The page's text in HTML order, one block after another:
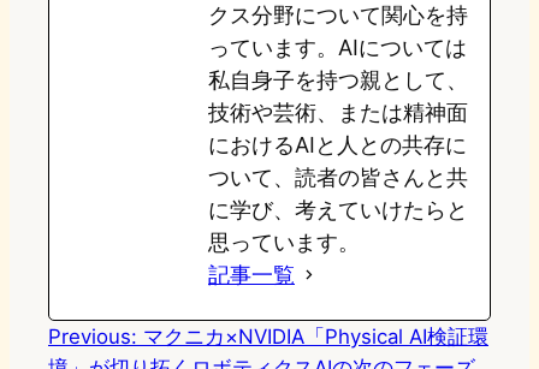
クス分野について関心を持
っています。AIについては
私自身子を持つ親として、
技術や芸術、または精神面
におけるAIと人との共存に
ついて、読者の皆さんと共
に学び、考えていけたらと
思っています。
記事一覧
Previous: マクニカ×NVIDIA「Physical AI検証環